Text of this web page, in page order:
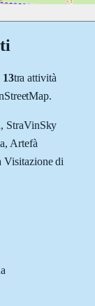
13tra attività
StraVinSky
Artefà
Visitazione di